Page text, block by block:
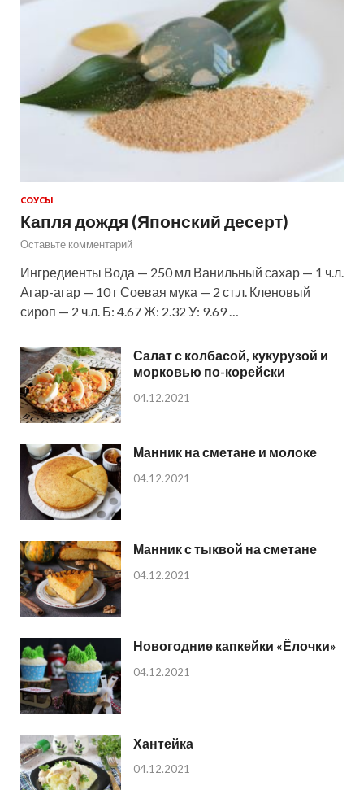
СОУСЫ
Капля дождя (Японский десерт)
Оставьте комментарий
Ингредиенты Вода — 250 мл Ванильный сахар — 1 ч.л.
Агар-агар — 10 г Соевая мука — 2 ст.л. Кленовый
сироп — 2 ч.л. Б: 4.67 Ж: 2.32 У: 9.69 …
Салат с колбасой, кукурузой и
морковью по-корейски
04.12.2021
Манник на сметане и молоке
04.12.2021
Манник с тыквой на сметане
04.12.2021
Новогодние капкейки «Ёлочки»
04.12.2021
Хантейка
04.12.2021